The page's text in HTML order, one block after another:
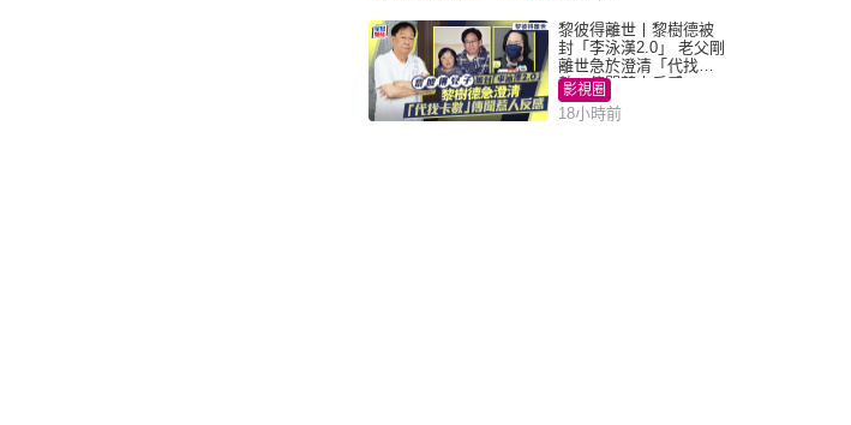
黎彼得離世丨黎樹德被
封「李泳漢2.0」 老父剛
離世急於澄清「代找卡
數」傳聞惹人反感
影視圈
18小時前